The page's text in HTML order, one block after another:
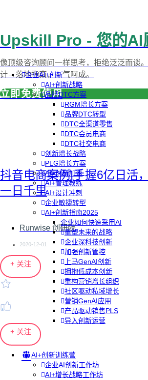
企业AI+创新
AI+创新战略
品牌DTC方案
RGM增长方案
品牌DTC转型
DTC全渠道零售
DTC会员电商
DTC社交电商
创新增长战略
PLG增长方案
AI+创新加速
AI+管理教练
AI+设计冲刺
企业敏捷转型
AI+创新指南2025
企业如何快速采用AI
重塑未来的战略
企业深科技创新
加强创新管控
上马GenAI创新
拥抱低成本创新
重构营销增长组织
社区驱动私域增长
营销GenAI应用
产品驱动销售PLS
导入创新运营
AI+创新训练营
企业AI创新工作坊
AI+增长战略工作坊
Upskill Pro - 您的AI
像顶级咨询顾问一样思考，拒绝泛泛而
计→落地指南，一气呵成。
立即免费使用
抖音电商案例|手握6亿日活
一日千里
Runwise 创研院
2020-12-01
+ 关注
+ 关注